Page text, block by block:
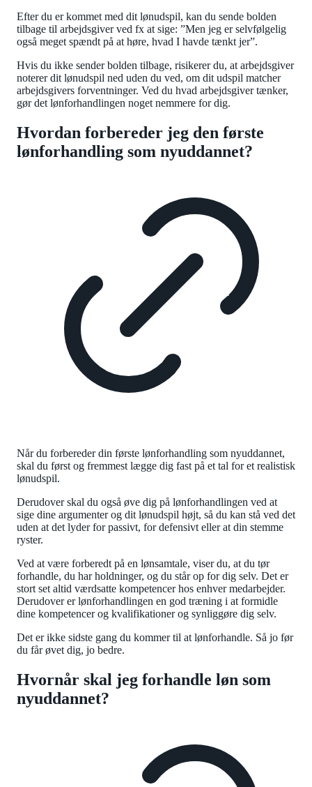
Efter du er kommet med dit lønudspil, kan du sende bolden
tilbage til arbejdsgiver ved fx at sige: ”Men jeg er selvfølgelig
også meget spændt på at høre, hvad I havde tænkt jer”.
Hvis du ikke sender bolden tilbage, risikerer du, at arbejdsgiver
noterer dit lønudspil ned uden du ved, om dit udspil matcher
arbejdsgivers forventninger. Ved du hvad arbejdsgiver tænker,
gør det lønforhandlingen noget nemmere for dig.
Hvordan forbereder jeg den første
lønforhandling som nyuddannet?
Når du forbereder din første lønforhandling som nyuddannet,
skal du først og fremmest lægge dig fast på et tal for et realistisk
lønudspil.
Derudover skal du også øve dig på lønforhandlingen ved at
sige dine argumenter og dit lønudspil højt, så du kan stå ved det
uden at det lyder for passivt, for defensivt eller at din stemme
ryster.
Ved at være forberedt på en lønsamtale, viser du, at du tør
forhandle, du har holdninger, og du står op for dig selv. Det er
stort set altid værdsatte kompetencer hos enhver medarbejder.
Derudover er lønforhandlingen en god træning i at formidle
dine kompetencer og kvalifikationer og synliggøre dig selv.
Det er ikke sidste gang du kommer til at lønforhandle. Så jo før
du får øvet dig, jo bedre.
Hvornår skal jeg forhandle løn som
nyuddannet?